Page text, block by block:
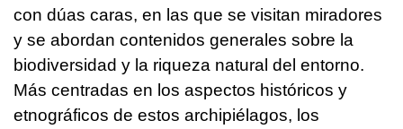
con dúas caras, en las que se visitan miradores
y se abordan contenidos generales sobre la
biodiversidad y la riqueza natural del entorno.
Más centradas en los aspectos históricos y
etnográficos de estos archipiélagos, los